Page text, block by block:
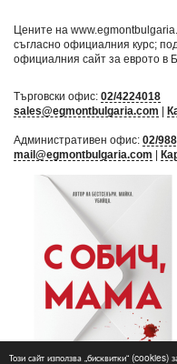
Този сайт използва „бисквитки“ (cookies)
Цените на
съгласно официалния курс;
официалния сайт за еврото в
Търговски офис: 02/4224018
sales@egmontbulgaria.com |
Административен офис: 02/
mail@egmontbulgaria.com |